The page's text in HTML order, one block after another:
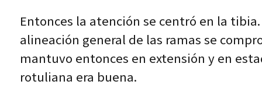
Entonces la atención se centró en la
alineación general de las ramas se
mantuvo entonces en extensión y en
rotuliana era buena.